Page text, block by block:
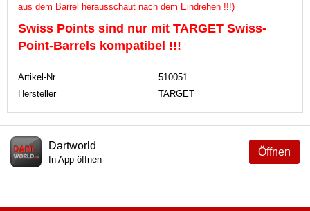
aus dem Barrel herausschaut nach dem Eindrehen !!!)
Swiss Points sind nur mit TARGET Swiss-
Point-Barrels kompatibel !!!
Artikel-Nr.
510051
Hersteller
TARGET
Öffnen
Dartworld
In App öffnen